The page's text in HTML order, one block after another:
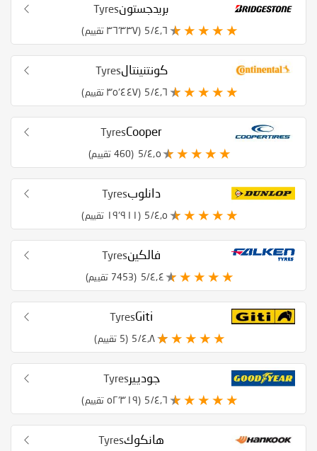
بريدجستونTyres
٤٫٦/5 (٣٦٬٣٣٧ تقييم)
كونتنينتالTyres
٤٫٦/5 (٣٥٬٤٤٧ تقييم)
Cooper
Tyres
٤٫٥/5 (460 تقييم)
دانلوبTyres
٤٫٥/5 (١٩٬٩١١ تقييم)
فالكينTyres
٤٫٤/5 (7453 تقييم)
Giti
Tyres
٤٫٨/5 (5 تقييم)
جودييرTyres
٤٫٦/5 (٥٢٬٣١٩ تقييم)
هانكوكTyres